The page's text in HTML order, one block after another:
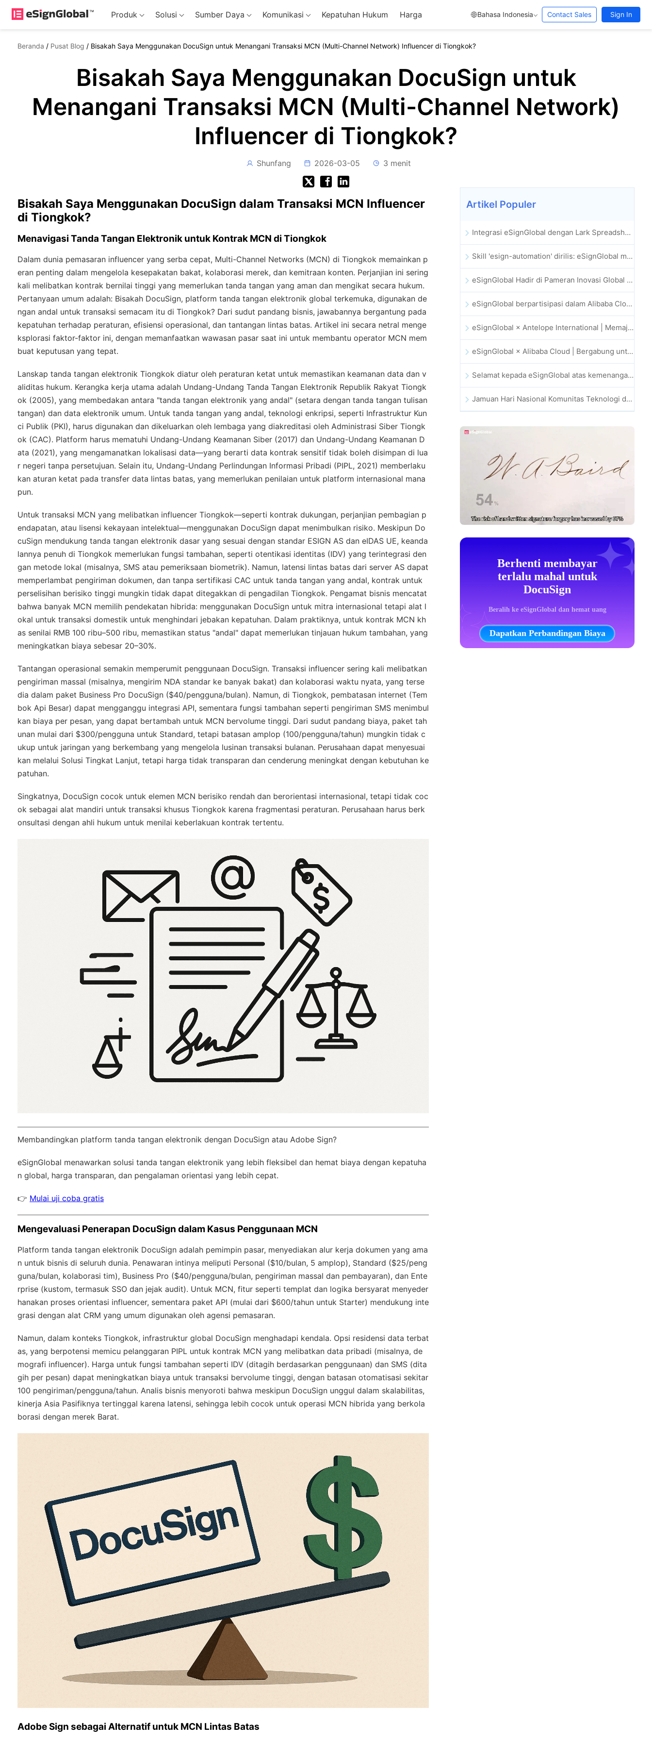
Produk Solusi Sumber Daya Komunikasi Kepatuhan Hukum Harga Bahasa Indonesia Contact Sales Sign In
Beranda / Pusat Blog / Bisakah Saya Menggunakan DocuSign untuk Menangani Transaksi MCN (Multi-Channel Network) Influencer di Tiongkok?
Bisakah Saya Menggunakan DocuSign untuk
Menangani Transaksi MCN (Multi-Channel Network)
Influencer di Tiongkok?
Shunfang 2026-03-05 3 menit
Bisakah Saya Menggunakan DocuSign dalam Transaksi MCN Influencer
di Tiongkok?
Menavigasi Tanda Tangan Elektronik untuk Kontrak MCN di Tiongkok
Dalam dunia pemasaran influencer yang serba cepat, Multi-Channel Networks (MCN) di Tiongkok memainkan p
eran penting dalam mengelola kesepakatan bakat, kolaborasi merek, dan kemitraan konten. Perjanjian ini sering
kali melibatkan kontrak bernilai tinggi yang memerlukan tanda tangan yang aman dan mengikat secara hukum.
Pertanyaan umum adalah: Bisakah DocuSign, platform tanda tangan elektronik global terkemuka, digunakan de
ngan andal untuk transaksi semacam itu di Tiongkok? Dari sudut pandang bisnis, jawabannya bergantung pada
kepatuhan terhadap peraturan, efisiensi operasional, dan tantangan lintas batas. Artikel ini secara netral menge
ksplorasi faktor-faktor ini, dengan memanfaatkan wawasan pasar saat ini untuk membantu operator MCN mem
buat keputusan yang tepat.
Lanskap tanda tangan elektronik Tiongkok diatur oleh peraturan ketat untuk memastikan keamanan data dan v
aliditas hukum. Kerangka kerja utama adalah Undang-Undang Tanda Tangan Elektronik Republik Rakyat Tiongk
ok (2005), yang membedakan antara "tanda tangan elektronik yang andal" (setara dengan tanda tangan tulisan
tangan) dan data elektronik umum. Untuk tanda tangan yang andal, teknologi enkripsi, seperti Infrastruktur Kun
ci Publik (PKI), harus digunakan dan dikeluarkan oleh lembaga yang diakreditasi oleh Administrasi Siber Tiongk
ok (CAC). Platform harus mematuhi Undang-Undang Keamanan Siber (2017) dan Undang-Undang Keamanan D
ata (2021), yang mengamanatkan lokalisasi data—yang berarti data kontrak sensitif tidak boleh disimpan di lua
r negeri tanpa persetujuan. Selain itu, Undang-Undang Perlindungan Informasi Pribadi (PIPL, 2021) memberlaku
kan aturan ketat pada transfer data lintas batas, yang memerlukan penilaian untuk platform internasional mana
pun.
Untuk transaksi MCN yang melibatkan influencer Tiongkok—seperti kontrak dukungan, perjanjian pembagian p
endapatan, atau lisensi kekayaan intelektual—menggunakan DocuSign dapat menimbulkan risiko. Meskipun Do
cuSign mendukung tanda tangan elektronik dasar yang sesuai dengan standar ESIGN AS dan eIDAS UE, keanda
lannya penuh di Tiongkok memerlukan fungsi tambahan, seperti otentikasi identitas (IDV) yang terintegrasi den
gan metode lokal (misalnya, SMS atau pemeriksaan biometrik). Namun, latensi lintas batas dari server AS dapat
memperlambat pengiriman dokumen, dan tanpa sertifikasi CAC untuk tanda tangan yang andal, kontrak untuk
perselisihan berisiko tinggi mungkin tidak dapat ditegakkan di pengadilan Tiongkok. Pengamat bisnis mencatat
bahwa banyak MCN memilih pendekatan hibrida: menggunakan DocuSign untuk mitra internasional tetapi alat l
okal untuk transaksi domestik untuk menghindari jebakan kepatuhan. Dalam praktiknya, untuk kontrak MCN kh
as senilai RMB 100 ribu–500 ribu, memastikan status "andal" dapat memerlukan tinjauan hukum tambahan, yang
meningkatkan biaya sebesar 20–30%.
Tantangan operasional semakin memperumit penggunaan DocuSign. Transaksi influencer sering kali melibatkan
pengiriman massal (misalnya, mengirim NDA standar ke banyak bakat) dan kolaborasi waktu nyata, yang terse
dia dalam paket Business Pro DocuSign ($40/pengguna/bulan). Namun, di Tiongkok, pembatasan internet (Tem
bok Api Besar) dapat mengganggu integrasi API, sementara fungsi tambahan seperti pengiriman SMS menimbul
kan biaya per pesan, yang dapat bertambah untuk MCN bervolume tinggi. Dari sudut pandang biaya, paket tah
unan mulai dari $300/pengguna untuk Standard, tetapi batasan amplop (100/pengguna/tahun) mungkin tidak c
ukup untuk jaringan yang berkembang yang mengelola lusinan transaksi bulanan. Perusahaan dapat menyesuai
kan melalui Solusi Tingkat Lanjut, tetapi harga tidak transparan dan cenderung meningkat dengan kebutuhan ke
patuhan.
Singkatnya, DocuSign cocok untuk elemen MCN berisiko rendah dan berorientasi internasional, tetapi tidak coc
ok sebagai alat mandiri untuk transaksi khusus Tiongkok karena fragmentasi peraturan. Perusahaan harus berk
onsultasi dengan ahli hukum untuk menilai keberlakuan kontrak tertentu.
Membandingkan platform tanda tangan elektronik dengan DocuSign atau Adobe Sign?
eSignGlobal menawarkan solusi tanda tangan elektronik yang lebih fleksibel dan hemat biaya dengan kepatuha
n global, harga transparan, dan pengalaman orientasi yang lebih cepat.
👉 Mulai uji coba gratis
Mengevaluasi Penerapan DocuSign dalam Kasus Penggunaan MCN
Platform tanda tangan elektronik DocuSign adalah pemimpin pasar, menyediakan alur kerja dokumen yang ama
n untuk bisnis di seluruh dunia. Penawaran intinya meliputi Personal ($10/bulan, 5 amplop), Standard ($25/peng
guna/bulan, kolaborasi tim), Business Pro ($40/pengguna/bulan, pengiriman massal dan pembayaran), dan Ente
rprise (kustom, termasuk SSO dan jejak audit). Untuk MCN, fitur seperti templat dan logika bersyarat menyeder
hanakan proses orientasi influencer, sementara paket API (mulai dari $600/tahun untuk Starter) mendukung inte
grasi dengan alat CRM yang umum digunakan oleh agensi pemasaran.
Namun, dalam konteks Tiongkok, infrastruktur global DocuSign menghadapi kendala. Opsi residensi data terbat
as, yang berpotensi memicu pelanggaran PIPL untuk kontrak MCN yang melibatkan data pribadi (misalnya, de
mografi influencer). Harga untuk fungsi tambahan seperti IDV (ditagih berdasarkan penggunaan) dan SMS (dita
gih per pesan) dapat meningkatkan biaya untuk transaksi bervolume tinggi, dengan batasan otomatisasi sekitar
100 pengiriman/pengguna/tahun. Analis bisnis menyoroti bahwa meskipun DocuSign unggul dalam skalabilitas,
kinerja Asia Pasifiknya tertinggal karena latensi, sehingga lebih cocok untuk operasi MCN hibrida yang berkola
borasi dengan merek Barat.
Adobe Sign sebagai Alternatif untuk MCN Lintas Batas
Artikel Populer
Integrasi eSignGlobal dengan Lark Spreadsheet Resmi Diluncurkan: Otomatisasi Penuh Penandatanganan dan Pengarsipan Kontrak Elektronik
Skill 'esign-automation' dirilis: eSignGlobal memberdayakan OpenClaw dengan tanda tangan elektronik otomatis
eSignGlobal Hadir di Pameran Inovasi Global GIS 2025
eSignGlobal berpartisipasi dalam Alibaba Cloud Summit 2025 Hong Kong, mendorong inovasi cloud berbasis AI dan kepercayaan digital
eSignGlobal × Antelope International | Memajukan alur kerja digital yang aman dan didorong AI
eSignGlobal × Alibaba Cloud | Bergabung untuk memperkuat kepercayaan digital global bagi fintech
Selamat kepada eSignGlobal atas kemenangan CAHK STAR Award 2025
Jamuan Hari Nasional Komunitas Teknologi dan Inovasi Hong Kong
Berhenti membayar
terlalu mahal untuk
DocuSign
Beralih ke eSignGlobal dan hemat uang
Dapatkan Perbandingan Biaya